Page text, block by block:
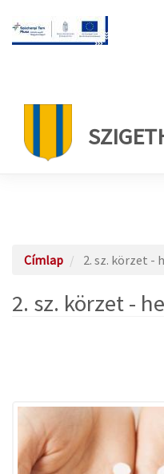
Címlap 2. sz. körzet -
2. sz. körzet -